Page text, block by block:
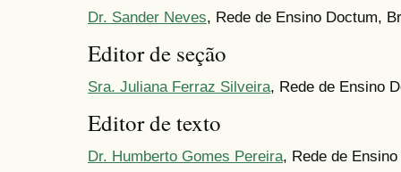
Dr. Sander Neves, Rede de Ensino Doctum,
Editor de seção
Sra. Juliana Ferraz Silveira, Rede de Ensino
Editor de texto
Dr. Humberto Gomes Pereira, Rede de